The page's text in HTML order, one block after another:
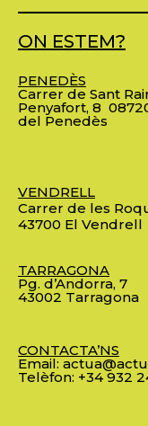
ON ESTEM?
PENEDÈS
Carrer de Sant
Penyafort, 8
del Penedès
VENDRELL
Carrer de les
43700 El Vendrell
TARRAGONA
Pg. d’Andorra, 7
43002 Tarragona
CONTACTA’NS
Email:
Telèfon: +34 932